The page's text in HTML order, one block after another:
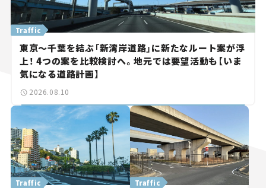
Traffic
東京～千葉を結ぶ「新湾岸道路」に新たなルート案が浮
上！ 4つの案を比較検討へ。地元では要望活動も【いま
気になる道路計画】
2026.08.10
Traffic Traffic